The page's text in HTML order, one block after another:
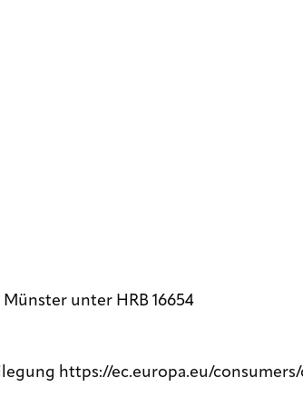
unter HRB 16654
https://ec.europa.eu/